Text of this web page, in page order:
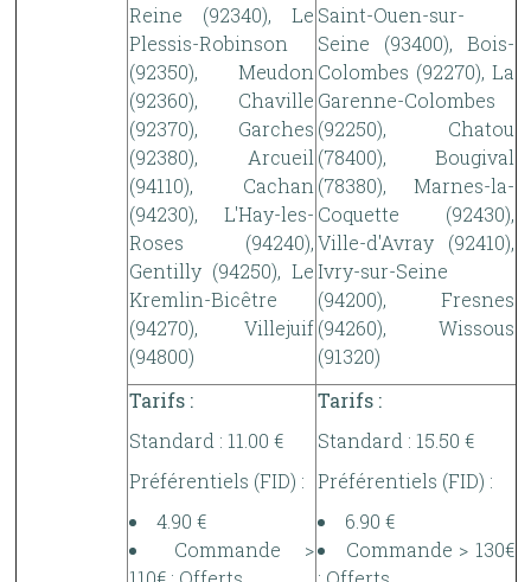
Reine (92340), Le
Plessis-Robinson
(92350), Meudon
(92360), Chaville
(92370), Garches
(92380), Arcueil
(94110), Cachan
(94230), L'Hay-les-
Roses (94240),
Gentilly (94250), Le
Kremlin-Bicêtre
(94270), Villejuif
(94800)
Saint-Ouen-sur-
Seine (93400), Bois-
Colombes (92270), La
Garenne-Colombes
(92250), Chatou
(78400), Bougival
(78380), Marnes-la-
Coquette (92430),
Ville-d'Avray (92410),
Ivry-sur-Seine
(94200), Fresnes
(94260), Wissous
(91320)
Tarifs :
Standard : 11.00 €
Préférentiels (FID) :
4.90 €
Commande >
Tarifs :
Standard : 15.50 €
Préférentiels (FID) :
6.90 €
Commande > 130€